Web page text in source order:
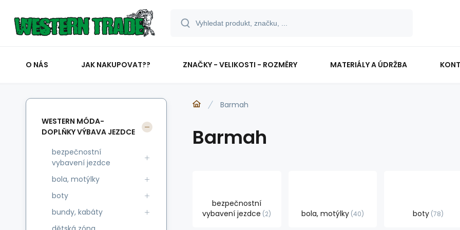
O NÁS JAK NAKUPOVAT?? ZNAČKY - VELIKOSTI - ROZMĚRY MATERIÁLY A ÚDRŽBA
Barmah
Barmah
bezpečnostní
vybavení jezdce 2 bola, motýlky 40 boty 78
WESTERN MÓDA-
DOPLŇKY VÝBAVA JEZDCE
bezpečnostní
vybavení jezdce
bola, motýlky
boty
bundy, kabáty